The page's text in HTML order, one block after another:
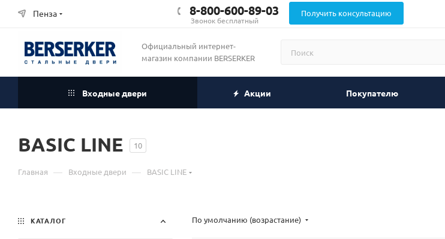
Пенза 8-800-600-89-03
Звонок бесплатный
Получить консультацию
Официальный интернет-
магазин компании BERSERKER
Входные двери Акции Покупателю
BASIC LINE 10
Главная — Входные двери — BASIC LINE
По умолчанию (возрастание)
КАТАЛОГ